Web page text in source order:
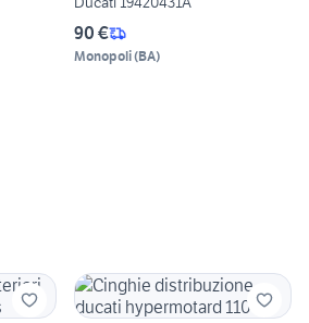
90 €
Monopoli(BA)